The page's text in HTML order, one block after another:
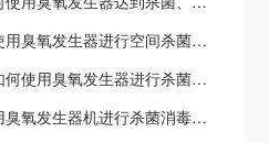
啤酒厂如何使用臭氧发生器进行空间杀菌和水处理杀菌 2024-08-21
牛奶加工厂如何使用臭氧发生器进行杀菌消毒 2024-08-12
猪皮如何使用臭氧发生器机进行杀菌消毒漂白 2024-08-09